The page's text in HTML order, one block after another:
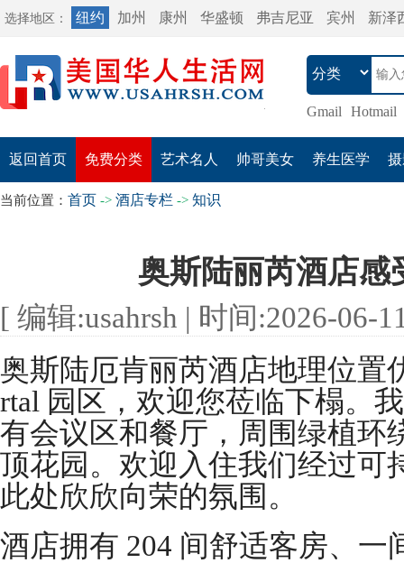
选择地区： 纽约 加州 康州 华盛顿 弗吉尼亚 宾州 新泽
Gmail Hotmail
返回首页 免费分类 艺术名人 帅哥美女 养生医学
当前位置： 首页 -> 酒店专栏 -> 知识
奥斯陆丽芮酒店感
[ 编辑:usahrsh | 时间:2026-06-
奥斯陆厄肯丽芮酒店地理位置
rtal 园区，欢迎您莅临下榻。
有会议区和餐厅，周围绿植环
顶花园。欢迎入住我们经过可
此处欣欣向荣的氛围。
酒店拥有 204 间舒适客房、一